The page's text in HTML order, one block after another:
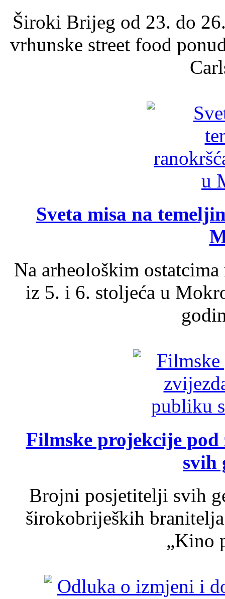
Široki Brijeg od 23. do
vrhunske street food
Sveta misa na
Na arheološkim
iz 5. i 6. stoljeća u
Filmske projekcije
svih
Brojni posjetitelji svih
širokobrijeških
„Kino